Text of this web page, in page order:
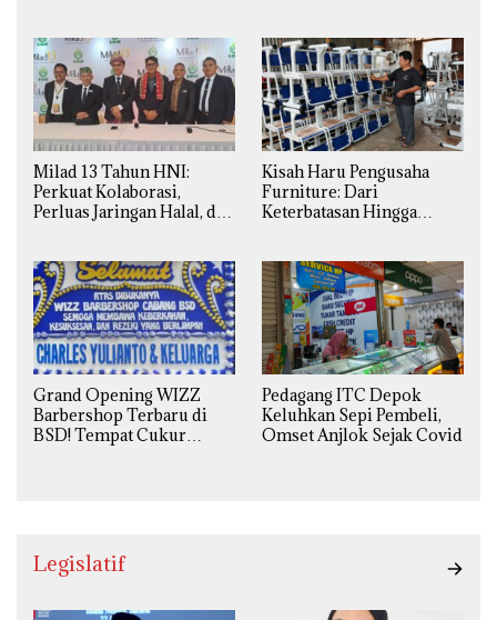
Milad 13 Tahun HNI:
Perkuat Kolaborasi,
Perluas Jaringan Halal, dan
Kisah Haru Pengusaha
Furniture: Dari
Keterbatasan Hingga
Grand Opening WIZZ
Barbershop Terbaru di
BSD! Tempat Cukur
Pedagang ITC Depok
Keluhkan Sepi Pembeli,
Omset Anjlok Sejak Covid
Legislatif